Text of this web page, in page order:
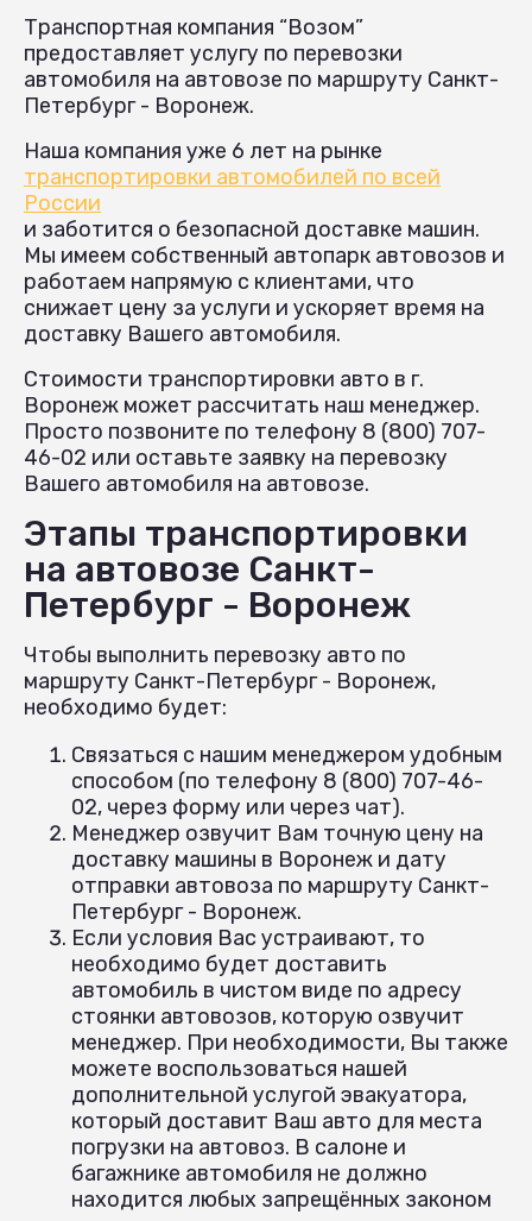
Транспортная компания “Возом”
предоставляет услугу по перевозки
автомобиля на автовозе по маршруту Санкт-
Петербург - Воронеж.
Наша компания уже 6 лет на рынке
транспортировки автомобилей по всей
России
и заботится о безопасной доставке машин.
Мы имеем собственный автопарк автовозов и
работаем напрямую с клиентами, что
снижает цену за услуги и ускоряет время на
доставку Вашего автомобиля.
Стоимости транспортировки авто в г.
Воронеж может рассчитать наш менеджер.
Просто позвоните по телефону 8 (800) 707-
46-02 или оставьте заявку на перевозку
Вашего автомобиля на автовозе.
Этапы транспортировки
на автовозе Санкт-
Петербург - Воронеж
Чтобы выполнить перевозку авто по
маршруту Санкт-Петербург - Воронеж,
необходимо будет:
Связаться с нашим менеджером удобным
способом (по телефону 8 (800) 707-46-
02, через форму или через чат).
Менеджер озвучит Вам точную цену на
доставку машины в Воронеж и дату
отправки автовоза по маршруту Санкт-
Петербург - Воронеж.
Если условия Вас устраивают, то
необходимо будет доставить
автомобиль в чистом виде по адресу
стоянки автовозов, которую озвучит
менеджер. При необходимости, Вы также
можете воспользоваться нашей
дополнительной услугой эвакуатора,
который доставит Ваш авто для места
погрузки на автовоз. В салоне и
багажнике автомобиля не должно
находится любых запрещённых законом